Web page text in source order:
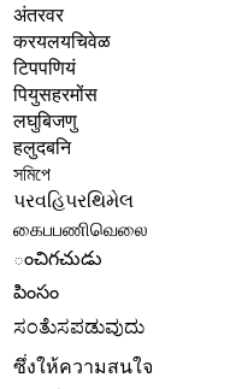
अंतरवर
करयलयचिवेळ
टिपपणियं
पियुसहरमोंस
लघुबिजणु
हलुदबनि
সমিপে
પરવહિપરથિમેલ
கைபபணிவெலை
ంచిగచుడు
పింసం
ಸಂತೆುಸಪಡುವುದು
ซึ่งให้ความสนใจ